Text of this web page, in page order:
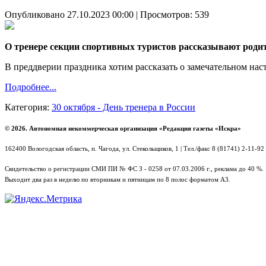
Опубликовано 27.10.2023 00:00 | Просмотров: 539
О тренере секции спортивных туристов рассказывают
В преддверии праздника хотим рассказать о замечательном
Подробнее...
Категория: 30 октября - День тренера в России
© 2026. Автономная некоммерческая организация «Редакция газеты «Искра»
162400 Вологодская область, п. Чагода, ул. Стекольщиков, 1 | Тел./факс 8 (81741) 2-11-92
Свидетельство о регистрации СМИ ПИ № ФС З - 0258 от 07.03.2006 г., реклама до 40 %.
Выходит два раз в неделю по вторникам и пятницам по 8 полос форматом А3.